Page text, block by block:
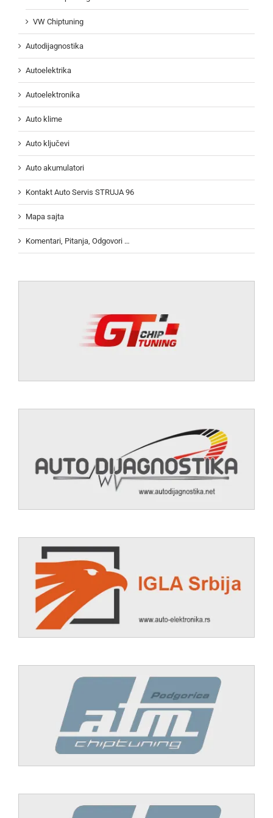
VW Chiptuning
Autodijagnostika
Autoelektrika
Autoelektronika
Auto klime
Auto ključevi
Auto akumulatori
Kontakt Auto Servis STRUJA 96
Mapa sajta
Komentari, Pitanja, Odgovori …